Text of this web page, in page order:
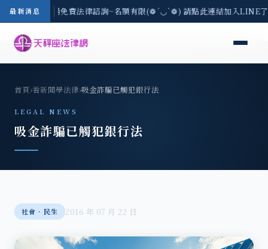
最新消息
-8/3(一) 現場免費法律諮詢~名額有限(❁´◡`❁) 請點此連結加入LINE
首頁›看新聞學法律›吸金詐騙已觸犯銀行法
LEGAL NEWS
吸金詐騙已觸犯銀行法
社會‧民生 2016 年 07 月 22 日